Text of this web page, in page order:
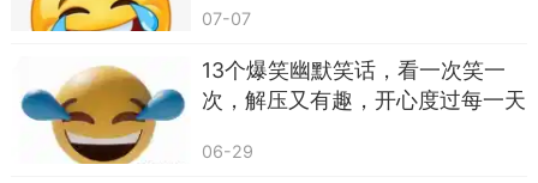
果，让每天都变得轻盈而美好。
07-07
13个爆笑幽默笑话，看一次笑一
次，解压又有趣，开心度过每一天
06-29